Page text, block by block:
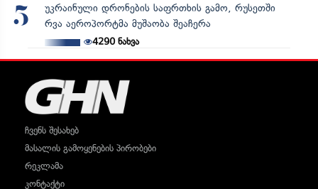
5
უკრაინული დრონების საფრთხის გამო, რუსეთში
რვა აეროპორტმა მუშაობა შეაჩერა
4290ნახვა
ჩვენს შესახებ
მასალის გამოყენების პირობები
რეკლამა
კონტაქტი